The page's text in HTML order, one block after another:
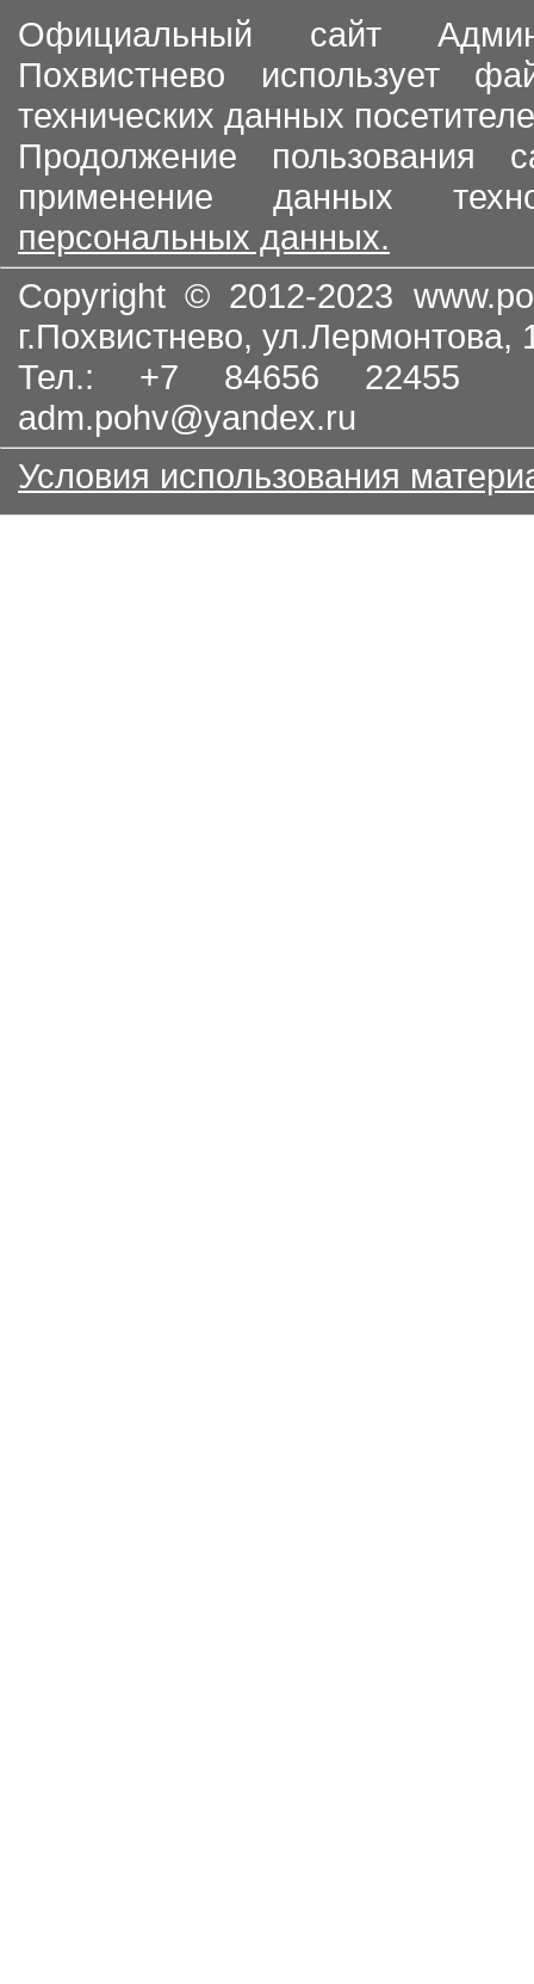
Официальный сайт
Похвистнево использует
технических данных
Продолжение пользования
применение данных
персональных данных.
Copyright © 2012-2023
г.Похвистнево, ул.Лермонтова,
Тел.: +7 84656
adm.pohv@yandex.ru
Условия использования